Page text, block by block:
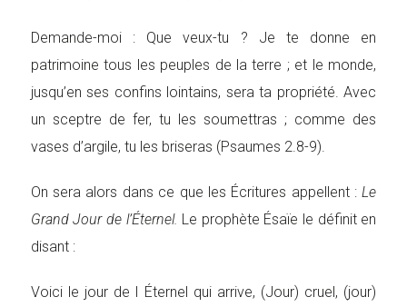
Demande-moi : Que veux-tu ? Je te donne en
patrimoine tous les peuples de la terre ; et le monde,
jusqu’en ses confins lointains, sera ta propriété. Avec
un sceptre de fer, tu les soumettras ; comme des
vases d’argile, tu les briseras (Psaumes 2.8-9).
On sera alors dans ce que les Écritures appellent :Le
Grand Jour de l’Éternel. Le prophète Ésaïe le définit en
disant :
Voici le jour de l Éternel qui arrive, (Jour) cruel, (jour)